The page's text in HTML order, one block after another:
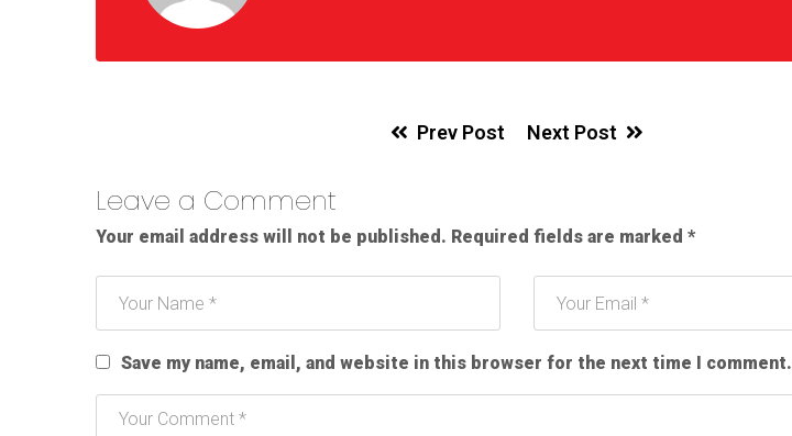
Prev Post Next Post
Leave a Comment
Your email address will not be published. Required fields are marked *
Save my name, email, and website in this browser for the next time I comment.